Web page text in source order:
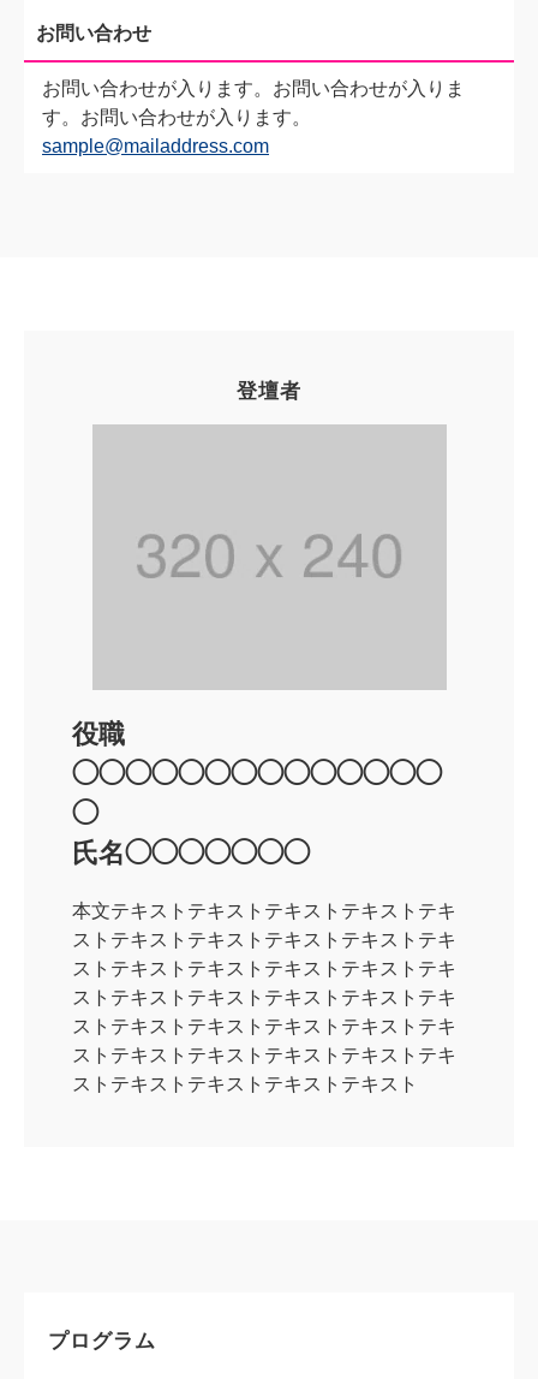
お問い合わせ
お問い合わせが入ります。お問い合わせが入りま
す。お問い合わせが入ります。
sample@mailaddress.com
登壇者
役職
◯◯◯◯◯◯◯◯◯◯◯◯◯◯
◯
氏名◯◯◯◯◯◯◯
本文テキストテキストテキストテキストテキ
ストテキストテキストテキストテキストテキ
ストテキストテキストテキストテキストテキ
ストテキストテキストテキストテキストテキ
ストテキストテキストテキストテキストテキ
ストテキストテキストテキストテキストテキ
ストテキストテキストテキストテキスト
プログラム